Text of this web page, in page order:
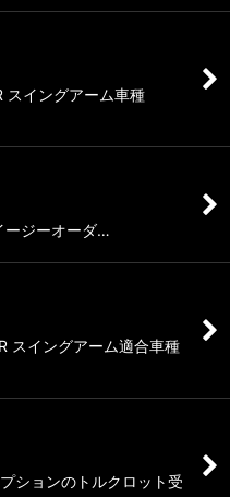
スイングアーム車種
ージーオーダ…
スイングアーム適合車種
ションのトルクロット受